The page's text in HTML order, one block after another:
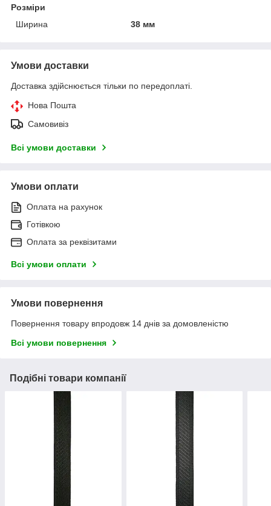
Розміри
Ширина
38 мм
Умови доставки
Доставка здійснюється тільки по передоплаті.
Нова Пошта
Самовивіз
Всі умови доставки
Умови оплати
Оплата на рахунок
Готівкою
Оплата за реквізитами
Всі умови оплати
Умови повернення
Повернення товару впродовж 14 днів за домовленістю
Всі умови повернення
Подібні товари компанії